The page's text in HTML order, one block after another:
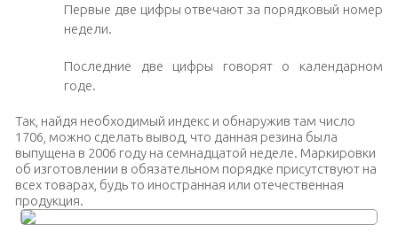
Первые две цифры отвечают за порядковый номер
недели.
Последние две цифры говорят о календарном
годе.
Так, найдя необходимый индекс и обнаружив там число
1706, можно сделать вывод, что данная резина была
выпущена в 2006 году на семнадцатой неделе. Маркировки
об изготовлении в обязательном порядке присутствуют на
всех товарах, будь то иностранная или отечественная
продукция.